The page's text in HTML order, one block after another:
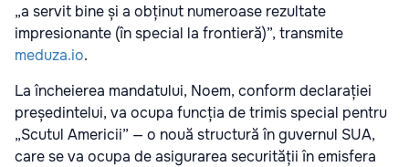
„a servit bine și a obținut numeroase rezultate
impresionante (în special la frontieră)”, transmite
meduza.io.
La încheierea mandatului, Noem, conform declarației
președintelui, va ocupa funcția de trimis special pentru
„Scutul Americii” — o nouă structură în guvernul SUA,
care se va ocupa de asigurarea securității în emisfera